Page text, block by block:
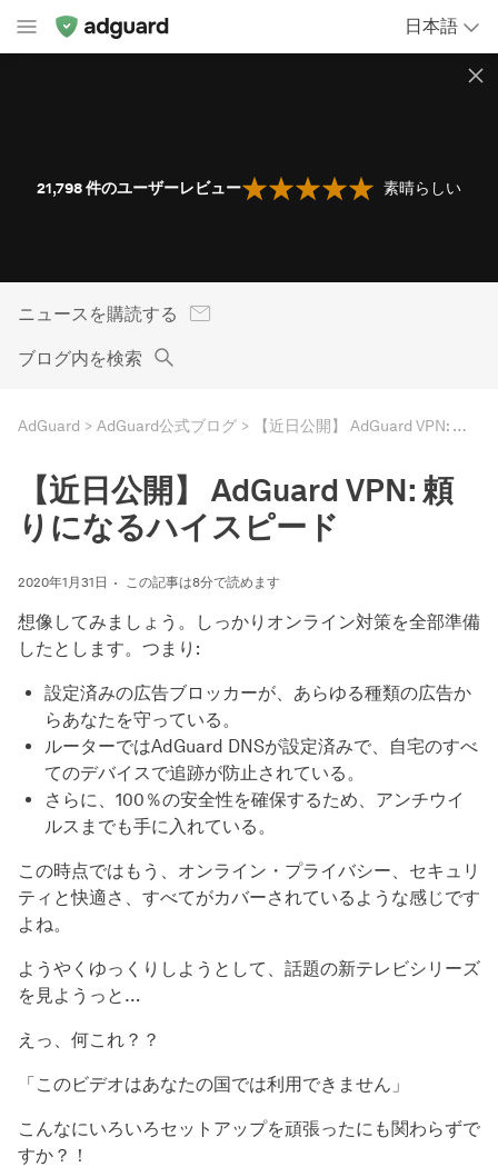
日本語
21,798件のユーザーレビュー 素晴らしい
ニュースを購読する
ブログ内を検索
AdGuard AdGuard公式ブログ 【近日公開】 AdGuard VPN: 頼りになるハイスピード
【近日公開】 AdGuard VPN: 頼
りになるハイスピード
2020年1月31日 この記事は8分で読めます
想像してみましょう。しっかりオンライン対策を全部準備
したとします。つまり:
設定済みの広告ブロッカーが、あらゆる種類の広告か
らあなたを守っている。
ルーターではAdGuard DNSが設定済みで、自宅のすべ
てのデバイスで追跡が防止されている。
さらに、100％の安全性を確保するため、アンチウイ
ルスまでも手に入れている。
この時点ではもう、オンライン・プライバシー、セキュリ
ティと快適さ、すべてがカバーされているような感じです
よね。
ようやくゆっくりしようとして、話題の新テレビシリーズ
を見ようっと…
えっ、何これ？？
「このビデオはあなたの国では利用できません」
こんなにいろいろセットアップを頑張ったにも関わらずで
すか？！